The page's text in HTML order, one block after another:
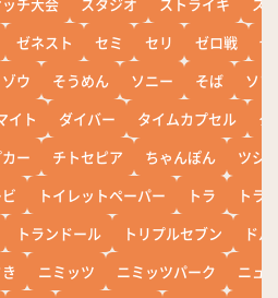
ゼネスト セミ セリ ゼロ戦
ぜ
ゾウ そうめん ソニー そば
ソ
イト ダイバー タイムカプセル
タ
ー チトセピア ちゃんぽん
ツシ
トイレットペーパー トラ
トラ
トランドール トリプルセブン
ド
ニミッツ ニミッツパーク
ニュ